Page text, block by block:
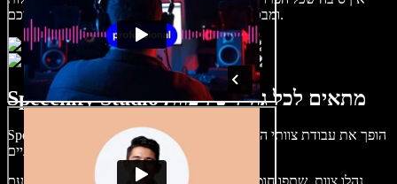
ומבטאים של בינה מלאכותית והתאימו אותם אליכם.
Speechify Studio מתאים לכל גודל של צוות
Speechify Studio הופך את עבודת צוותי הקריאייטיב לפשוטה בכל גודל.
מעסק בודד ועד צוותים ארגוניים.